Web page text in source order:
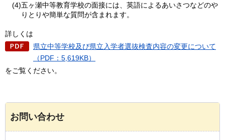
(4)五ヶ瀬中等教育学校の面接には、英語によるあいさつなどのや
りとりや簡単な質問が含まれます。
詳しくは
県立中等学校及び県立入学者選抜検査内容の変更について
（PDF：5,619KB）
をご覧ください。
お問い合わせ